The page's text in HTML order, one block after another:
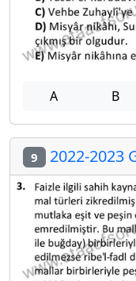
A B
9 2022-2023